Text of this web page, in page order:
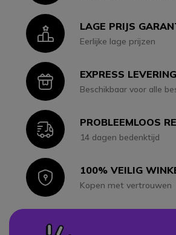
IconLAGE PRIJS
Eerlijke lage prijzen
IconEXPRESS LEVERING
Beschikbaar voor alle
IconPROBLEEMLOOS
14 dagen bedenktijd
Icon100% VEILIG
Kopen met vertrouwen